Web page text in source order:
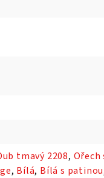
tmavý 2208,
, Bílá, Bílá s patinou